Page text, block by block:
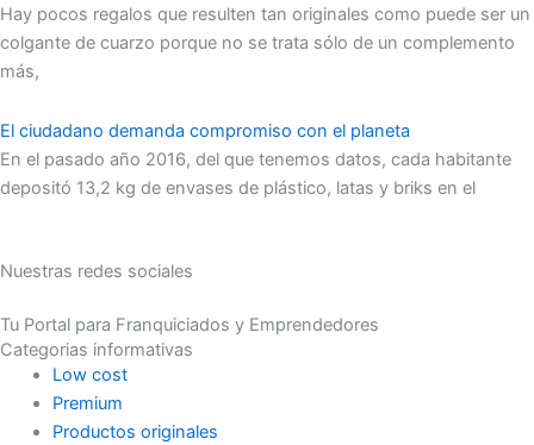
Hay pocos regalos que resulten tan originales como puede ser un
colgante de cuarzo porque no se trata sólo de un complemento
más,
El ciudadano demanda compromiso con el planeta
En el pasado año 2016, del que tenemos datos, cada habitante
depositó 13,2 kg de envases de plástico, latas y briks en el
Nuestras redes sociales
Tu Portal para Franquiciados y Emprendedores
Categorias informativas
Low cost
Premium
Productos originales